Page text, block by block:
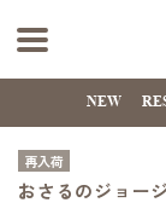
NEW
再入荷
おさるのジョ